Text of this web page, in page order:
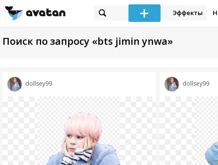
Эффекты
Поиск по запросу «bts jimin ynwa»
dollsey99 dollsey99